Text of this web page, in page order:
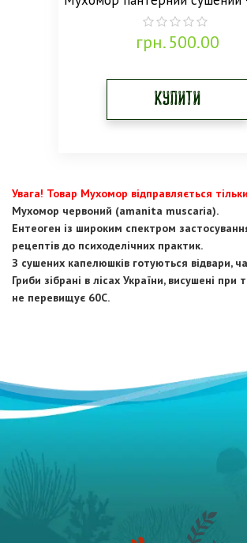
0
out
грн.500.00
Купити
Увага! Товар Мухомор відправляється
Мухомор червоний (amanita muscaria).
Ентеоген із широким спектром
рецептів до психоделічних практик.
З сушених капелюшків готуються відвари,
Гриби зібрані в лісах України, висушені
не перевищує 60С.